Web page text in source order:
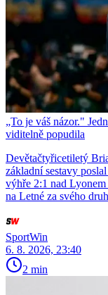
„To je váš názor."
viditelně popudila
Devětačtyřicetiletý
základní sestavy
výhře 2:1 nad
na Letné za svého
SportWin
6. 8. 2026, 23:40
2 min